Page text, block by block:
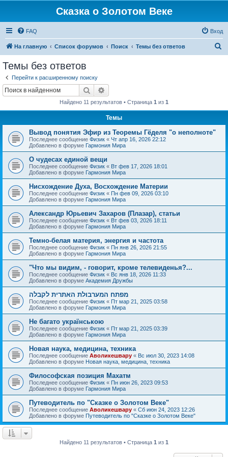
Сказка о Золотом Веке
FAQ Вход
На главную Список форумов Поиск Темы без ответов
Темы без ответов
Перейти к расширенному поиску
Поиск
Найдено 11 результатов • Страница 1 из 1
Темы
Вывод понятия Эфир из Теоремы Гёделя "о неполноте"
Последнее сообщение Физик « Чт апр 16, 2026 22:12
Добавлено в форуме Гармония Мира
О чудесах единой вещи
Последнее сообщение Физик « Вт фев 17, 2026 18:01
Добавлено в форуме Гармония Мира
Нисхождение Духа, Восхождение Материи
Последнее сообщение Физик « Пн фев 09, 2026 03:10
Добавлено в форуме Гармония Мира
Александр Юрьевич Захаров (Плазар), статьи
Последнее сообщение Физик « Вт фев 03, 2026 18:11
Добавлено в форуме Гармония Мира
Темно-белая материя, энергия и частота
Последнее сообщение Физик « Пн янв 26, 2026 21:55
Добавлено в форуме Гармония Мира
"Что мы видим, - говорит, кроме телевиденья?...
Последнее сообщение Физик « Вс янв 18, 2026 11:33
Добавлено в форуме Академия Дружбы
מפתח המערבולת האתרית לקבלה
Последнее сообщение Физик « Пт мар 21, 2025 03:58
Добавлено в форуме Гармония Мира
Не багато українською
Последнее сообщение Физик « Пт мар 21, 2025 03:39
Добавлено в форуме Гармония Мира
Новая наука, медицина, техника
Последнее сообщение Аволикешвару « Вс июл 30, 2023 14:08
Добавлено в форуме Новая наука, медицина, техника
Философская позиция Махатм
Последнее сообщение Физик « Пн июн 26, 2023 09:53
Добавлено в форуме Гармония Мира
Путеводитель по "Сказке о Золотом Веке"
Последнее сообщение Аволикешвару « Сб июн 24, 2023 12:26
Добавлено в форуме Путеводитель по "Сказке о Золотом Веке"
Найдено 11 результатов • Страница 1 из 1